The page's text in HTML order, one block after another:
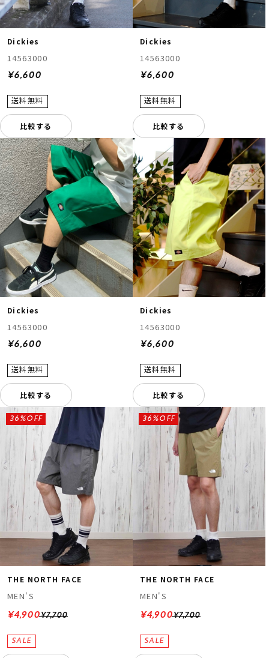
Dickies
14563000
¥6,600
比較する
Dickies
14563000
¥6,600
比較する
Dickies
14563000
¥6,600
比較する
Dickies
14563000
¥6,600
比較する
THE NORTH FACE
MEN'S
¥7,700
36%OFF
¥4,900
THE NORTH FACE
MEN'S
¥7,700
36%OFF
¥4,900